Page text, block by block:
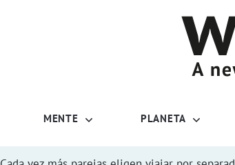
MENTE PLANETA